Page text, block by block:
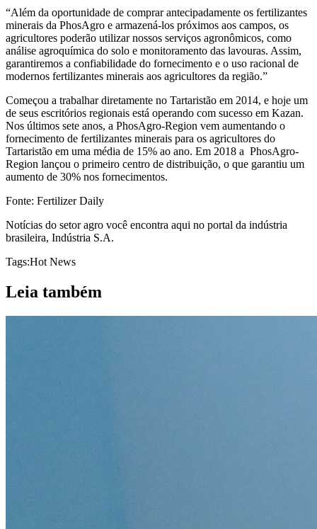
“Além da oportunidade de comprar antecipadamente os fertilizantes
minerais da PhosAgro e armazená-los próximos aos campos, os
agricultores poderão utilizar nossos serviços agronômicos, como
análise agroquímica do solo e monitoramento das lavouras. Assim,
garantiremos a confiabilidade do fornecimento e o uso racional de
modernos fertilizantes minerais aos agricultores da região.”
Começou a trabalhar diretamente no Tartaristão em 2014, e hoje um
de seus escritórios regionais está operando com sucesso em Kazan.
Nos últimos sete anos, a PhosAgro-Region vem aumentando o
fornecimento de fertilizantes minerais para os agricultores do
Tartaristão em uma média de 15% ao ano. Em 2018 a PhosAgro-
Region lançou o primeiro centro de distribuição, o que garantiu um
aumento de 30% nos fornecimentos.
Fonte: Fertilizer Daily
Notícias do setor agro você encontra aqui no portal da indústria
brasileira, Indústria S.A.
Tags:Hot News
Leia também